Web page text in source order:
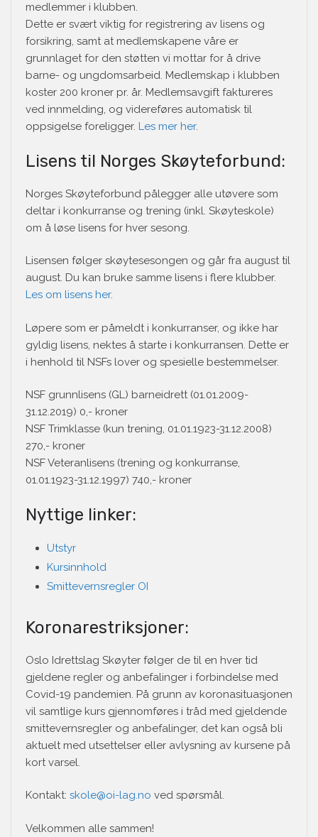
medlemmer i klubben.
Dette er svært viktig for registrering av lisens og
forsikring, samt at medlemskapene våre er
grunnlaget for den støtten vi mottar for å drive
barne- og ungdomsarbeid. Medlemskap i klubben
koster 200 kroner pr. år. Medlemsavgift faktureres
ved innmelding, og videreføres automatisk til
oppsigelse foreligger. Les mer her.
Lisens til Norges Skøyteforbund:
Norges Skøyteforbund pålegger alle utøvere som
deltar i konkurranse og trening (inkl. Skøyteskole)
om å løse lisens for hver sesong.
Lisensen følger skøytesesongen og går fra august til
august. Du kan bruke samme lisens i flere klubber.
Les om lisens her.
Løpere som er påmeldt i konkurranser, og ikke har
gyldig lisens, nektes å starte i konkurransen. Dette er
i henhold til NSFs lover og spesielle bestemmelser.
NSF grunnlisens (GL) barneidrett (01.01.2009-
31.12.2019) 0,- kroner
NSF Trimklasse (kun trening, 01.01.1923-31.12.2008)
270,- kroner
NSF Veteranlisens (trening og konkurranse,
01.01.1923-31.12.1997) 740,- kroner
Nyttige linker:
Utstyr
Kursinnhold
Smittevernsregler OI
Koronarestriksjoner:
Oslo Idrettslag Skøyter følger de til en hver tid
gjeldene regler og anbefalinger i forbindelse med
Covid-19 pandemien. På grunn av koronasituasjonen
vil samtlige kurs gjennomføres i tråd med gjeldende
smittevernsregler og anbefalinger, det kan også bli
aktuelt med utsettelser eller avlysning av kursene på
kort varsel.
Kontakt: skole@oi-lag.no ved spørsmål.
Velkommen alle sammen!